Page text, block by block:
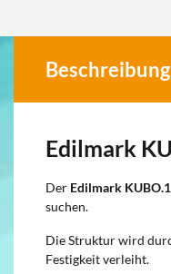
Beschreibung
Edilmark
Der Edilmark
suchen.
Die Struktur wird
Festigkeit verleiht.